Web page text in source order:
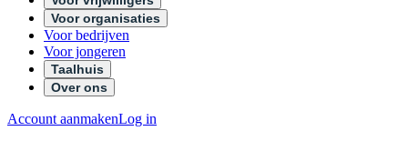
Voor organisaties
Voor bedrijven
Voor jongeren
Taalhuis
Over ons
Account aanmakenLog in